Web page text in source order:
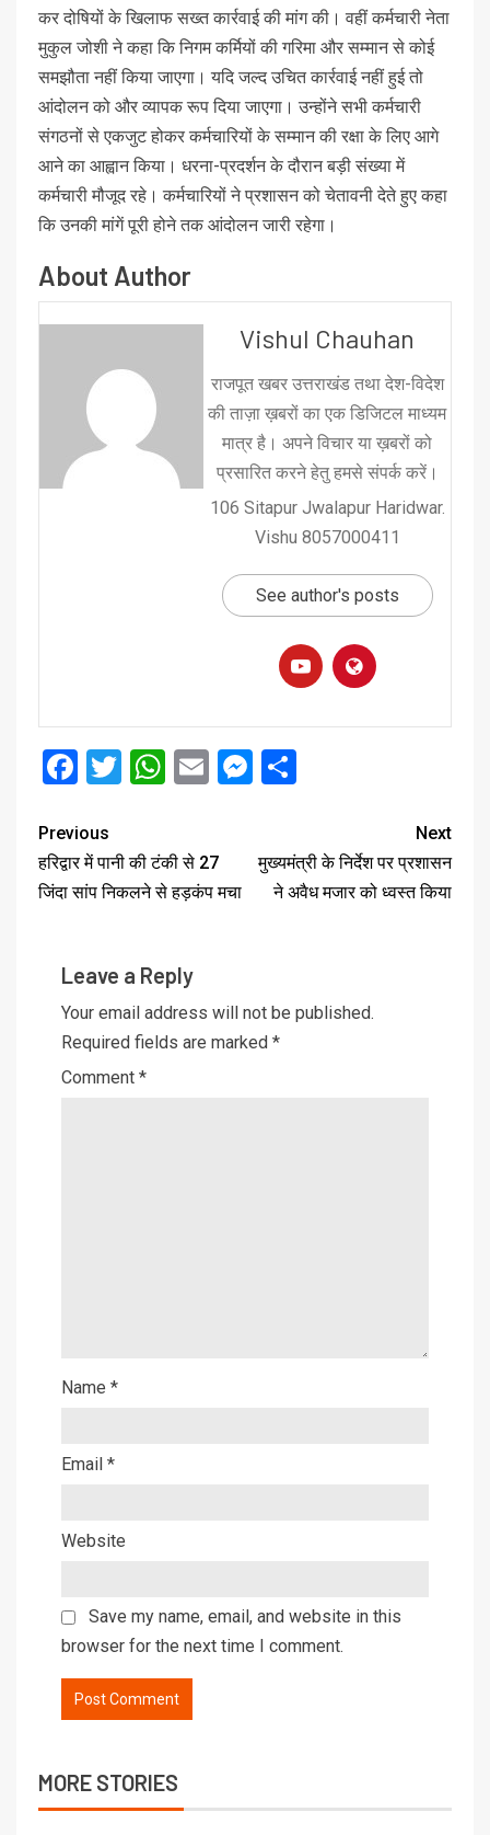
कर दोषियों के खिलाफ सख्त कार्रवाई की मांग की। वहीं कर्मचारी नेता
मुकुल जोशी ने कहा कि निगम कर्मियों की गरिमा और सम्मान से कोई
समझौता नहीं किया जाएगा। यदि जल्द उचित कार्रवाई नहीं हुई तो
आंदोलन को और व्यापक रूप दिया जाएगा। उन्होंने सभी कर्मचारी
संगठनों से एकजुट होकर कर्मचारियों के सम्मान की रक्षा के लिए आगे
आने का आह्वान किया। धरना-प्रदर्शन के दौरान बड़ी संख्या में
कर्मचारी मौजूद रहे। कर्मचारियों ने प्रशासन को चेतावनी देते हुए कहा
कि उनकी मांगें पूरी होने तक आंदोलन जारी रहेगा।
About Author
Vishul Chauhan
राजपूत खबर उत्तराखंड तथा देश-विदेश
की ताज़ा ख़बरों का एक डिजिटल माध्यम
मात्र है। अपने विचार या ख़बरों को
प्रसारित करने हेतु हमसे संपर्क करें।
106 Sitapur Jwalapur Haridwar.
Vishu 8057000411
See author's posts
Facebook
Twitter
WhatsApp
EmailMessenger
Previous
हरिद्वार में पानी की टंकी से 27
जिंदा सांप निकलने से हड़कंप मचा
Next
मुख्यमंत्री के निर्देश पर प्रशासन
ने अवैध मजार को ध्वस्त किया
Leave a Reply
Your email address will not be published.
Required fields are marked *
Comment *
Name *
Email *
Website
Save my name, email, and website in this
browser for the next time I comment.
MORE STORIES